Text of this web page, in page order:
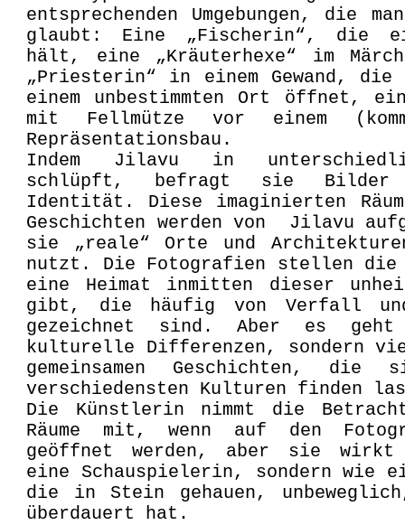
entsprechenden Umgebungen, die
glaubt: Eine „Fischerin“, die
hält, eine „Kräuterhexe“ im
„Priesterin“ in einem Gewand,
einem unbestimmten Ort öffnet,
mit Fellmütze vor einem
Repräsentationsbau.
Indem Jilavu in
schlüpft, befragt sie Bilder
Identität. Diese imaginierten
Geschichten werden von Jilavu
sie „reale“ Orte und
nutzt. Die Fotografien stellen die
eine Heimat inmitten dieser
gibt, die häufig von Verfall
gezeichnet sind. Aber es geht
kulturelle Differenzen, sondern
gemeinsamen Geschichten,
verschiedensten Kulturen finden
Die Künstlerin nimmt die
Räume mit, wenn auf den
geöffnet werden, aber sie wirkt
eine Schauspielerin, sondern wie
die in Stein gehauen,
überdauert hat.